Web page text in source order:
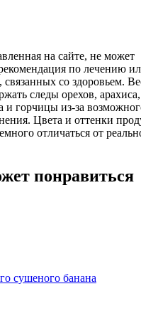
на сайте, не может
рекомендация по лечению
связанных со здоровьем.
следы орехов,
и горчицы из-за
Цвета и оттенки
отличаться от
понравиться
сушеного банана